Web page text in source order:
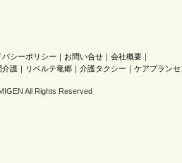
バシーポリシー ｜ お問い合せ ｜ 会社概要 ｜
介護 ｜ リベルテ竜郷 ｜ 介護タクシー ｜ ケアプラン
All Rights Reserved